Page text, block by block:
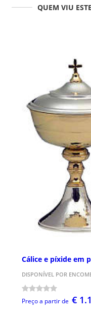
QUEM VIU
Cálice e píxide em
DISPONÍVEL POR
Preço a partir de €